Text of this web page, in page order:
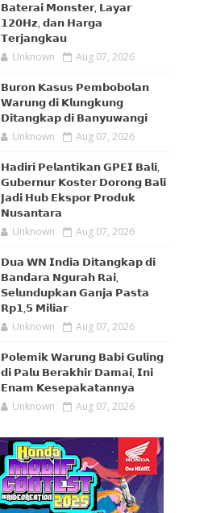
𝗕𝗮𝘁𝗲𝗿𝗮𝗶 𝗠𝗼𝗻𝘀𝘁𝗲𝗿, 𝗟𝗮𝘆𝗮𝗿
𝟭𝟮𝟬𝗛𝘇, 𝗱𝗮𝗻 𝗛𝗮𝗿𝗴𝗮
𝗧𝗲𝗿𝗷𝗮𝗻𝗴𝗸𝗮𝘂
Unknown Aug 07, 2026
𝗕𝘂𝗿𝗼𝗻 𝗞𝗮𝘀𝘂𝘀 𝗣𝗲𝗺𝗯𝗼𝗯𝗼𝗹𝗮𝗻
𝗪𝗮𝗿𝘂𝗻𝗴 𝗱𝗶 𝗞𝗹𝘂𝗻𝗴𝗸𝘂𝗻𝗴
𝗗𝗶𝘁𝗮𝗻𝗴𝗸𝗮𝗽 𝗱𝗶 𝗕𝗮𝗻𝘆𝘂𝘄𝗮𝗻𝗴𝗶
Unknown Aug 07, 2026
𝗛𝗮𝗱𝗶𝗿𝗶 𝗣𝗲𝗹𝗮𝗻𝘁𝗶𝗸𝗮𝗻 𝗚𝗣𝗘𝗜 𝗕𝗮𝗹𝗶,
𝗚𝘂𝗯𝗲𝗿𝗻𝘂𝗿 𝗞𝗼𝘀𝘁𝗲𝗿 𝗗𝗼𝗿𝗼𝗻𝗴 𝗕𝗮𝗹𝗶
𝗝𝗮𝗱𝗶 𝗛𝘂𝗯 𝗘𝗸𝘀𝗽𝗼𝗿 𝗣𝗿𝗼𝗱𝘂𝗸
𝗡𝘂𝘀𝗮𝗻𝘁𝗮𝗿𝗮
Unknown Aug 07, 2026
𝗗𝘂𝗮 𝗪𝗡 𝗜𝗻𝗱𝗶𝗮 𝗗𝗶𝘁𝗮𝗻𝗴𝗸𝗮𝗽 𝗱𝗶
𝗕𝗮𝗻𝗱𝗮𝗿𝗮 𝗡𝗴𝘂𝗿𝗮𝗵 𝗥𝗮𝗶,
𝗦𝗲𝗹𝘂𝗻𝗱𝘂𝗽𝗸𝗮𝗻 𝗚𝗮𝗻𝗷𝗮 𝗣𝗮𝘀𝘁𝗮
𝗥𝗽𝟭,𝟱 𝗠𝗶𝗹𝗶𝗮𝗿
Unknown Aug 07, 2026
𝗣𝗼𝗹𝗲𝗺𝗶𝗸 𝗪𝗮𝗿𝘂𝗻𝗴 𝗕𝗮𝗯𝗶 𝗚𝘂𝗹𝗶𝗻𝗴
𝗱𝗶 𝗣𝗮𝗹𝘂 𝗕𝗲𝗿𝗮𝗸𝗵𝗶𝗿 𝗗𝗮𝗺𝗮𝗶, 𝗜𝗻𝗶
𝗘𝗻𝗮𝗺 𝗞𝗲𝘀𝗲𝗽𝗮𝗸𝗮𝘁𝗮𝗻𝗻𝘆𝗮
Unknown Aug 07, 2026